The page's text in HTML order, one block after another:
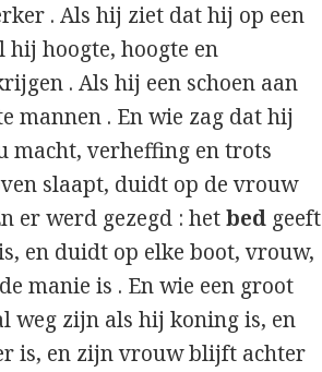
. Als hij ziet dat hij op een
hoogte, hoogte en
. Als hij een schoen aan
mannen . En wie zag dat hij
macht, verheffing en trots
slaapt, duidt op de vrouw
er werd gezegd : hetbed geeft
en duidt op elke boot, vrouw,
manie is . En wie een groot
weg zijn als hij koning is, en
is, en zijn vrouw blijft achter